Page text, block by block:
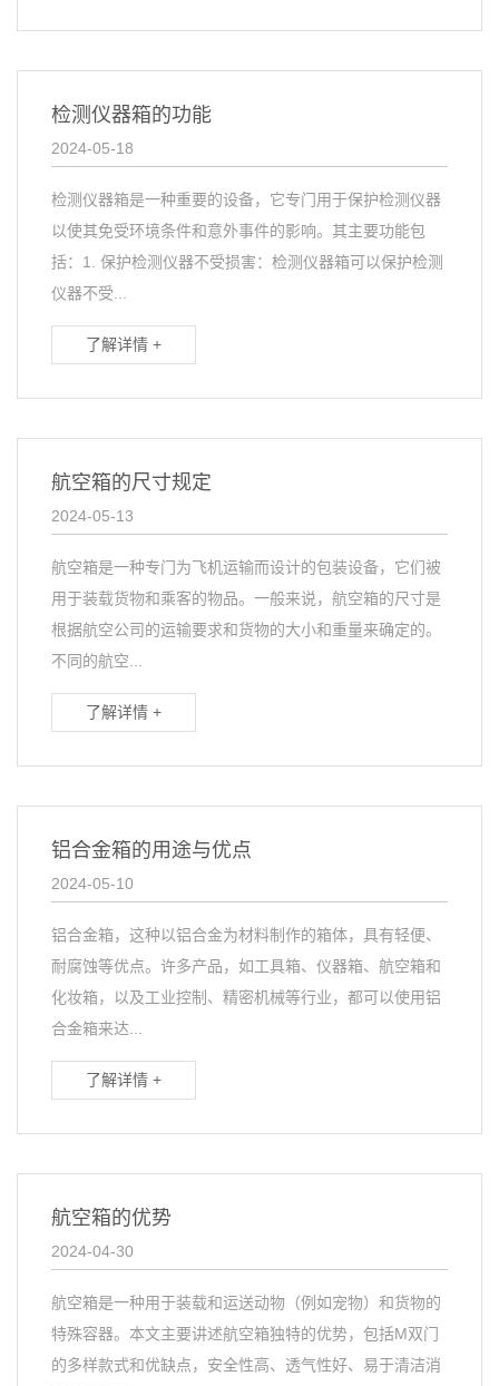
检测仪器箱的功能
2024-05-18
检测仪器箱是一种重要的设备，它专门用于保护检测仪器
以使其免受环境条件和意外事件的影响。其主要功能包
括：1. 保护检测仪器不受损害：检测仪器箱可以保护检测
仪器不受...
了解详情 +
航空箱的尺寸规定
2024-05-13
航空箱是一种专门为飞机运输而设计的包装设备，它们被
用于装载货物和乘客的物品。一般来说，航空箱的尺寸是
根据航空公司的运输要求和货物的大小和重量来确定的。
不同的航空...
了解详情 +
铝合金箱的用途与优点
2024-05-10
铝合金箱，这种以铝合金为材料制作的箱体，具有轻便、
耐腐蚀等优点。许多产品，如工具箱、仪器箱、航空箱和
化妆箱，以及工业控制、精密机械等行业，都可以使用铝
合金箱来达...
了解详情 +
航空箱的优势
2024-04-30
航空箱是一种用于装载和运送动物（例如宠物）和货物的
特殊容器。本文主要讲述航空箱独特的优势，包括M双门
的多样款式和优缺点，安全性高、透气性好、易于清洁消